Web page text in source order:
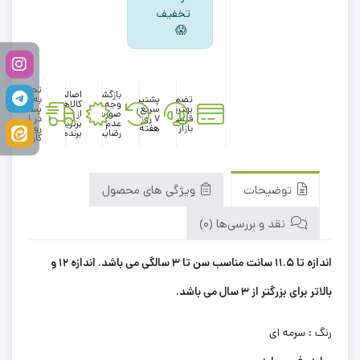
تخفیف
😱
تضمین
بهترین
قیمت
بازار
پشتیبانی
سریع در
۷ روز
هفته
بازگشت
وجه در
صورت
عدم
رضایت
اصالت
کالاها
از
برترین
برندها
تحویل
به
پست
در 1
روز
کاری
توضیحات
ویژگی های محصول
نقد و بررسی‌ها (0)
اندازه تا 11.5 سانت مناسب سن تا 3 سالگی می باشد. اندازه 12 و
بالاتر برای بزرگتر از 3 سال می باشد.
رنگ : سرمه ای